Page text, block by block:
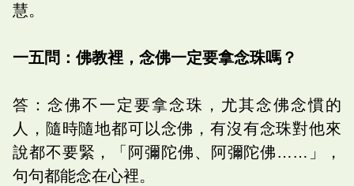
慧。
一五問：佛教裡，念佛一定要拿念珠嗎？
答：念佛不一定要拿念珠，尤其念佛念慣的
人，隨時隨地都可以念佛，有沒有念珠對他來
說都不要緊，「阿彌陀佛、阿彌陀佛……」，
句句都能念在心裡。